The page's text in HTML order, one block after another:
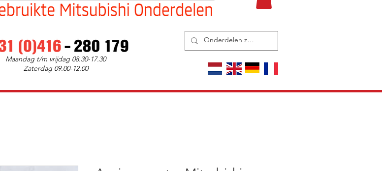
Maandag t/m vrijdag 08.30-17.30
Zaterdag 09.00-12.00